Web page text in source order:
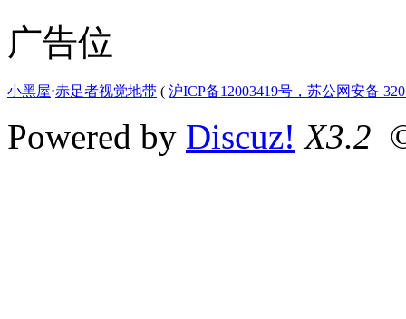
广告位
小黑屋⋅赤足者视觉地带 ( 沪ICP备12003419号，苏公网安备
Powered by Discuz! X3.2